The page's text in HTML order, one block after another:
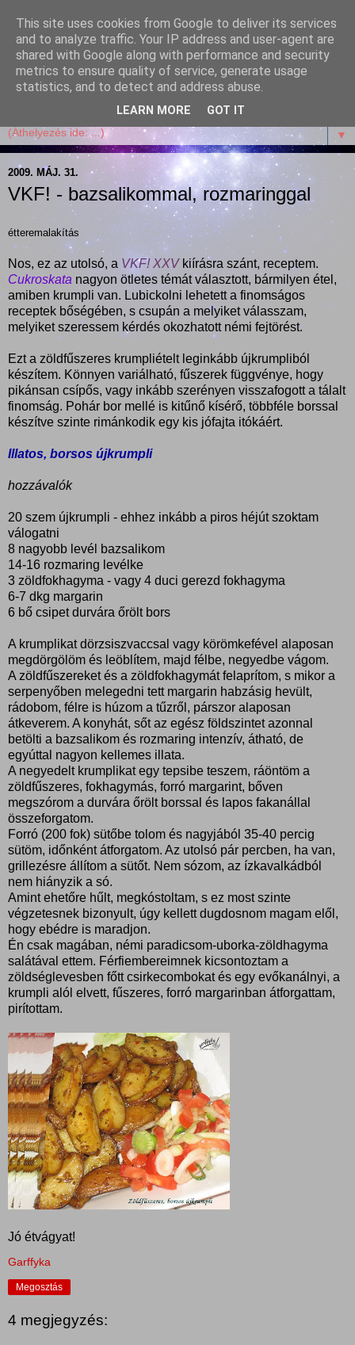
Garffyka
Szösszenetek a konyhámból, az életemből. Mosollyal,
receptekkel, vidámsággal, marcipánnal, csokival.
▼
2009. MÁJ. 31.
VKF! - bazsalikommal, rozmaringgal
étteremalakítás
Nos, ez az utolsó, a VKF! XXVkiírásra szánt, receptem.
Cukroskatanagyon ötletes témát választott, bármilyen étel,
amiben krumpli van. Lubickolni lehetett a finomságos
receptek bőségében, s csupán a melyiket válasszam,
melyiket szeressem kérdés okozhatott némi fejtörést.
Ezt a zöldfűszeres krumpliételt leginkább újkrumpliból
készítem. Könnyen variálható, fűszerek függvénye, hogy
pikánsan csípős, vagy inkább szerényen visszafogott a tálalt
finomság. Pohár bor mellé is kitűnő kísérő, többféle borssal
készítve szinte rimánkodik egy kis jófajta itókáért.
Illatos, borsos újkrumpli
hozzávalók
20 szem újkrumpli - ehhez inkább a piros héjút szoktam
válogatni
8 nagyobb levél bazsalikom
14-16 rozmaring levélke
3 zöldfokhagyma - vagy 4 duci gerezd fokhagyma
6-7 dkg margarin
6 bő csipet durvára őrölt bors
A krumplikat dörzsiszvaccsal vagy körömkefével alaposan
megdörgölöm és leöblítem, majd félbe, negyedbe vágom.
A zöldfűszereket és a zöldfokhagymát felaprítom, s mikor a
serpenyőben melegedni tett margarin habzásig hevült,
rádobom, félre is húzom a tűzről, párszor alaposan
átkeverem. A konyhát, sőt az egész földszintet azonnal
betölti a bazsalikom és rozmaring intenzív, átható, de
egyúttal nagyon kellemes illata.
A negyedelt krumplikat egy tepsibe teszem, ráöntöm a
zöldfűszeres, fokhagymás, forró margarint, bőven
megszórom a durvára őrölt borssal és lapos fakanállal
összeforgatom.
Forró (200 fok) sütőbe tolom és nagyjából 35-40 percig
sütöm, időnként átforgatom. Az utolsó pár percben, ha van,
grillezésre állítom a sütőt. Nem sózom, az ízkavalkádból
nem hiányzik a só.
Amint ehetőre hűlt, megkóstoltam, s ez most szinte
végzetesnek bizonyult, úgy kellett dugdosnom magam elől,
hogy ebédre is maradjon.
Én csak magában, némi paradicsom-uborka-zöldhagyma
salátával ettem. Férfiembereimnek kicsontoztam a
zöldséglevesben főtt csirkecombokat és egy evőkanálnyi, a
krumpli alól elvett, fűszeres, forró margarinban átforgattam,
pirítottam.
Jó étvágyat!
Garffyka
Megosztás
4 megjegyzés:
This site uses cookies from Google to deliver its services
and to analyze traffic. Your IP address and user-agent are
shared with Google along with performance and security
metrics to ensure quality of service, generate usage
statistics, and to detect and address abuse.
LEARN MORE GOT IT